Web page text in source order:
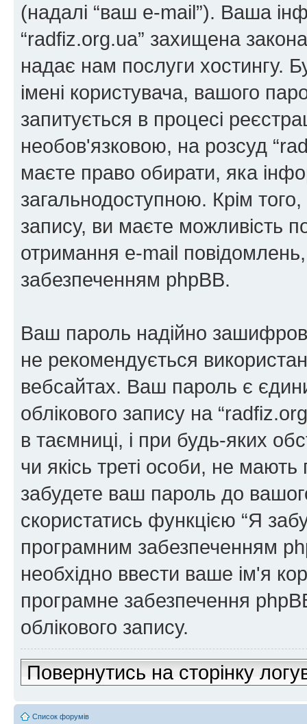
(надалі “ваш e-mail”). Ваша
“radfiz.org.ua” захищена
надає нам послуги хостингу.
імені користувача, вашого
запитується в процесі
необов'язковою, на розсуд
маєте право обирати, яка
загальнодоступною. Крім
запису, ви маєте можливість
отримання e-mail
забезпеченням phpBB.
Ваш пароль надійно
не рекомендується
вебсайтах. Ваш пароль є
облікового запису на
в таємниці, і при будь-яких
чи якісь треті особи, не
забудете ваш пароль до
скористатись функцією “Я
програмним забезпеченням
необхідно ввести ваше ім'я
програмне забезпечення
облікового запису.
Повернутись на сторінку
Список форумів